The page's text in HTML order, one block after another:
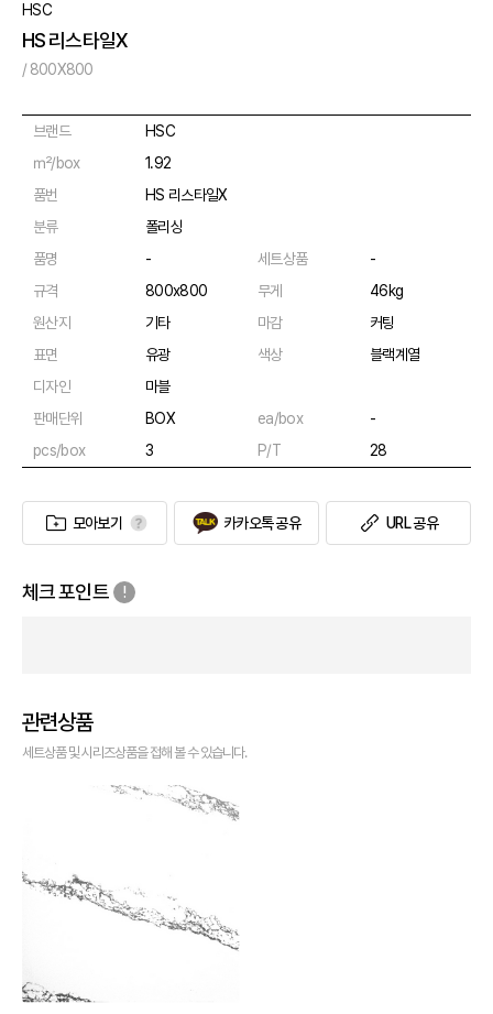
HSC
HS 리스타일X
/ 800X800
브랜드
HSC
㎡/box
1.92
품번
HS 리스타일X
분류
폴리싱
품명
- 세트상품
-
규격
800x800 무게
46kg
원산지
기타 마감
커팅
표면
유광 색상
블랙계열
디자인
마블
판매단위
BOX ea/box
-
pcs/box
3 P/T 28
모아보기 카카오톡 공유 URL 공유
체크 포인트
관련상품
세트상품 및 시리즈상품을 접해 볼 수 있습니다.